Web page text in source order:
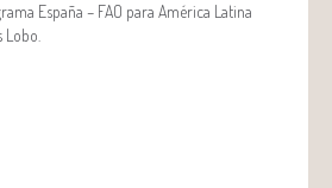
España – FAO para América Latina
Lobo.